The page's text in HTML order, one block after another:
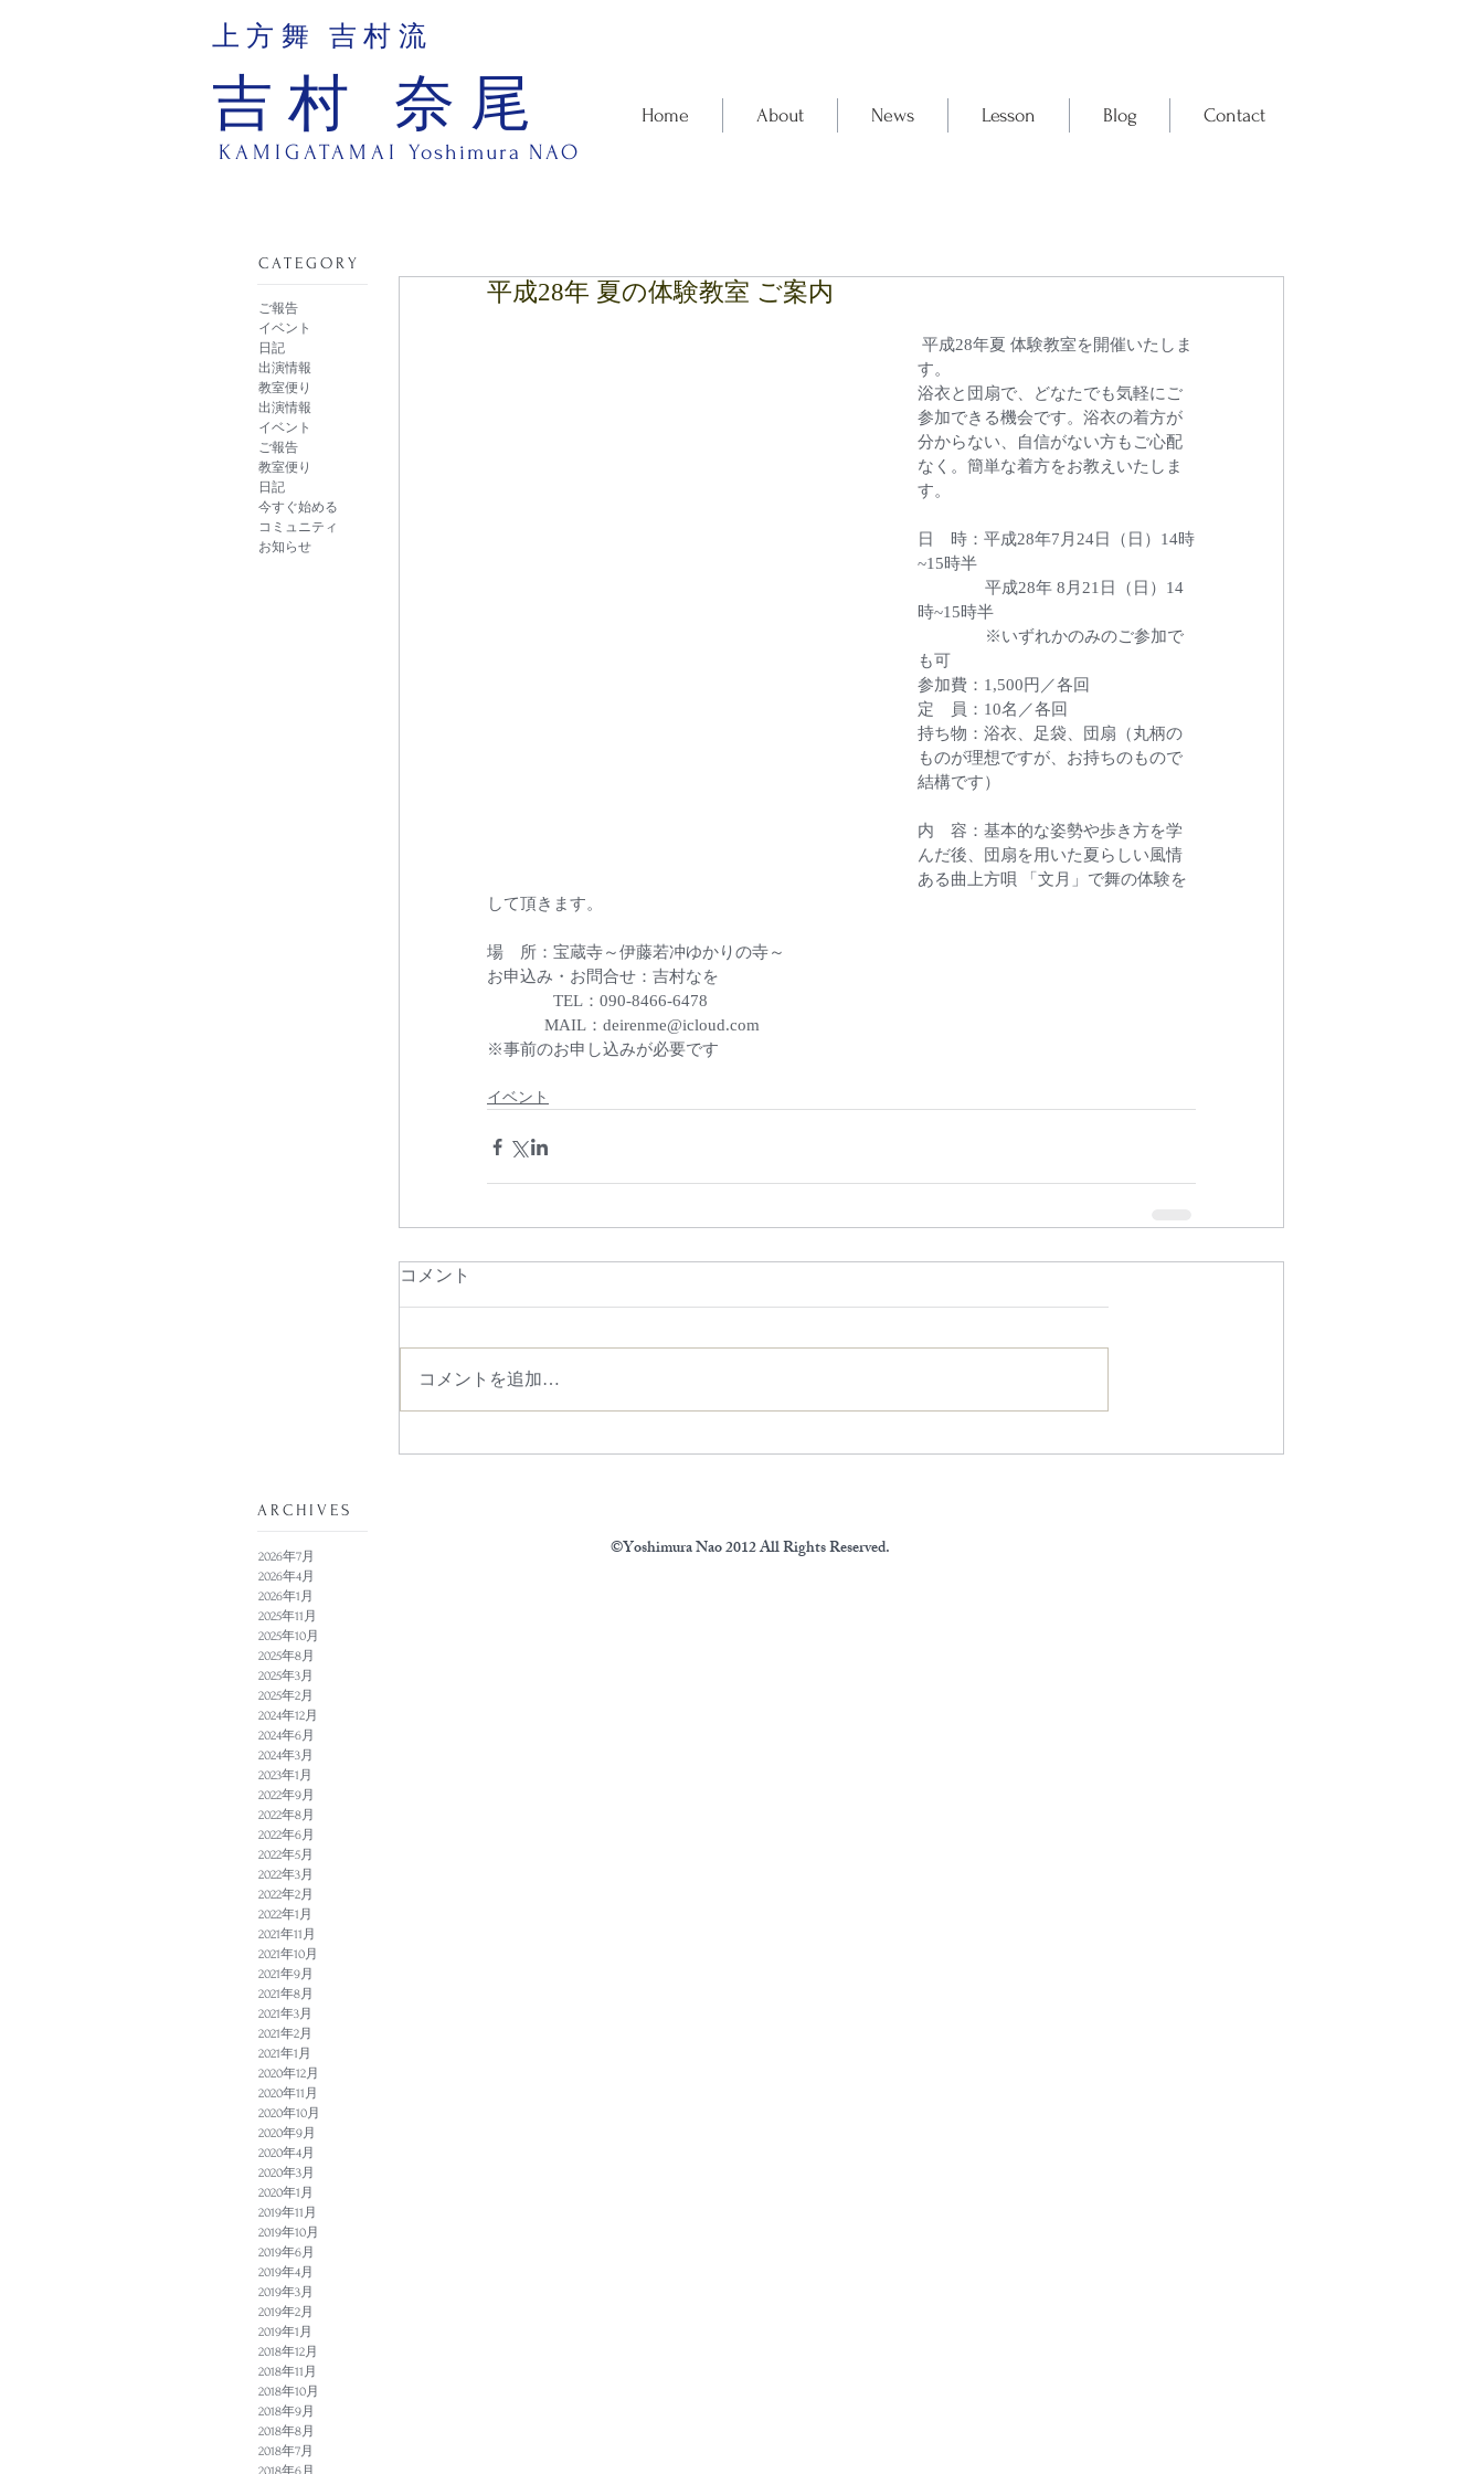
上方舞 吉村流
吉村 奈尾 Home About News Lesson Blog Contact
KAMIGATAMAI Yoshimura NAO
​CATEGORY
ご報告
イベント
日記
出演情報
教室便り
出演情報
イベント
ご報告
教室便り
日記
今すぐ始める
コミュニティ
お知らせ
平成28年 夏の体験教室 ご案内
す。
浴衣と団扇で、どなたでも気軽にご
参加できる機会です。浴衣の着方が
分からない、自信がない方もご心配
なく。簡単な着方をお教えいたしま
す。
日　時：平成28年7月24日（日）14時
~15時半
平成28年 8月21日（日）14
時~15時半
※いずれかのみのご参加で
も可
参加費：1,500円／各回
定　員：10名／各回
持ち物：浴衣、足袋、団扇（丸柄の
ものが理想ですが、お持ちのもので
結構です）
内　容：基本的な姿勢や歩き方を学
んだ後、団扇を用いた夏らしい風情
ある曲上方唄 「文月」で舞の体験を
して頂きます。
場　所：宝蔵寺～伊藤若冲ゆかりの寺～
お申込み・お問合せ：吉村なを
TEL：090-8466-6478
             MAIL：deirenme@icloud.com
※事前のお申し込みが必要です
イベント
コメント
コメントを追加…
​ARCHIVES
2026年7月
2026年4月
2026年1月
2025年11月
2025年10月
2025年8月
2025年3月
2025年2月
2024年12月
2024年6月
2024年3月
2023年1月
2022年9月
2022年8月
2022年6月
2022年5月
2022年3月
2022年2月
2022年1月
2021年11月
2021年10月
2021年9月
2021年8月
2021年3月
2021年2月
2021年1月
2020年12月
2020年11月
2020年10月
2020年9月
2020年4月
2020年3月
2020年1月
2019年11月
2019年10月
2019年6月
2019年4月
2019年3月
2019年2月
2019年1月
2018年12月
2018年11月
2018年10月
2018年9月
2018年8月
2018年7月
©Yoshimura Nao 2012 All Rights Reserved.